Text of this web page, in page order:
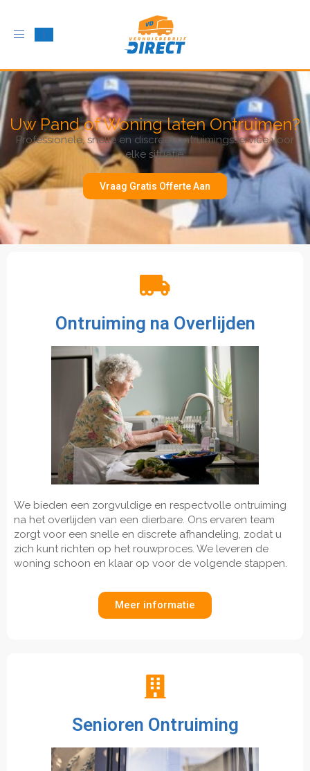
Schakel
Uw Pand of Woning laten Ontruimen?
Professionele, snelle en discreet ontruimingsservice voor
elke situatie.
Vraag Gratis Offerte Aan
Ontruiming na Overlijden
We bieden een zorgvuldige en respectvolle ontruiming
na het overlijden van een dierbare. Ons ervaren team
zorgt voor een snelle en discrete afhandeling, zodat u
zich kunt richten op het rouwproces. We leveren de
woning schoon en klaar op voor de volgende stappen.
Meer informatie
Senioren Ontruiming